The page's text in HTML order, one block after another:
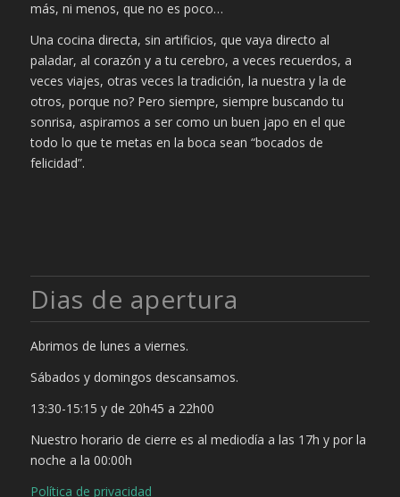
más, ni menos, que no es poco…
Una cocina directa, sin artificios, que vaya directo al
paladar, al corazón y a tu cerebro, a veces recuerdos, a
veces viajes, otras veces la tradición, la nuestra y la de
otros, porque no? Pero siempre, siempre buscando tu
sonrisa, aspiramos a ser como un buen japo en el que
todo lo que te metas en la boca sean “bocados de
felicidad”.
Dias de apertura
Abrimos de lunes a viernes.
Sábados y domingos descansamos.
13:30-15:15 y de 20h45 a 22h00
Nuestro horario de cierre es al mediodía a las 17h y por la
noche a la 00:00h
Política de privacidad